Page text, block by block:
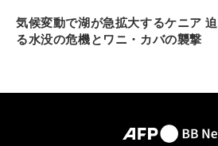
気候変動で湖が急拡大するケニア 迫
る水没の危機とワニ・カバの襲撃